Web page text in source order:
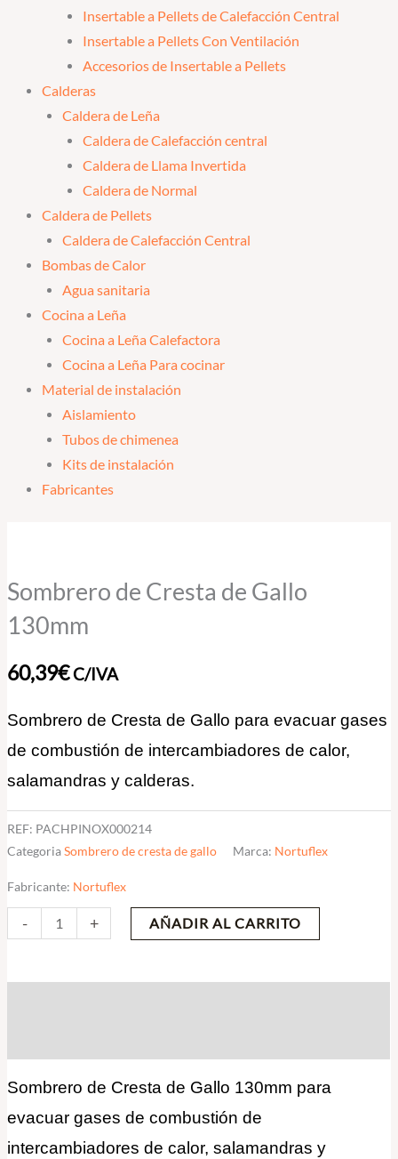
Insertable a Pellets de Calefacción Central
Insertable a Pellets Con Ventilación
Accesorios de Insertable a Pellets
Calderas
Caldera de Leña
Caldera de Calefacción central
Caldera de Llama Invertida
Caldera de Normal
Caldera de Pellets
Caldera de Calefacción Central
Bombas de Calor
Agua sanitaria
Cocina a Leña
Cocina a Leña Calefactora
Cocina a Leña Para cocinar
Material de instalación
Aislamiento
Tubos de chimenea
Kits de instalación
Fabricantes
Sombrero de Cresta de Gallo
130mm
60,39€C/IVA
Sombrero de Cresta de Gallo para evacuar gases
de combustión de intercambiadores de calor,
salamandras y calderas.
REF: PACHPINOX000214
CategoriaSombrero de cresta de gallo Marca: Nortuflex
Fabricante: Nortuflex
-
Cresta
Gallo
cantidad
+ AÑADIR AL CARRITO
Sombrero de Cresta de Gallo 130mm para
evacuar gases de combustión de
intercambiadores de calor, salamandras y